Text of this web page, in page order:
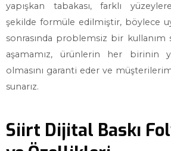
yapışkan tabakası, farklı
şekilde formüle edilmiştir, böylece
sonrasında problemsiz bir kullanım
aşamamız, ürünlerin her birinin
olmasını garanti eder ve
sunarız.
Siirt Dijital Baskı